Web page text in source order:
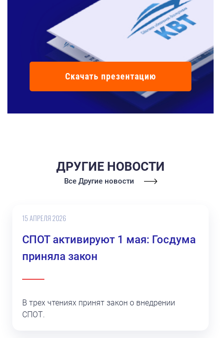
Скачать презентацию
ДРУГИЕ НОВОСТИ
Все Другие новости
15 АПРЕЛЯ 2026
СПОТ активируют 1 мая: Госдума
приняла закон
В трех чтениях принят закон о внедрении
СПОТ.